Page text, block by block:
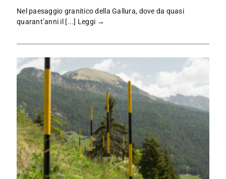
Nel paesaggio granitico della Gallura, dove da quasi
quarant’anni il [...] Leggi →